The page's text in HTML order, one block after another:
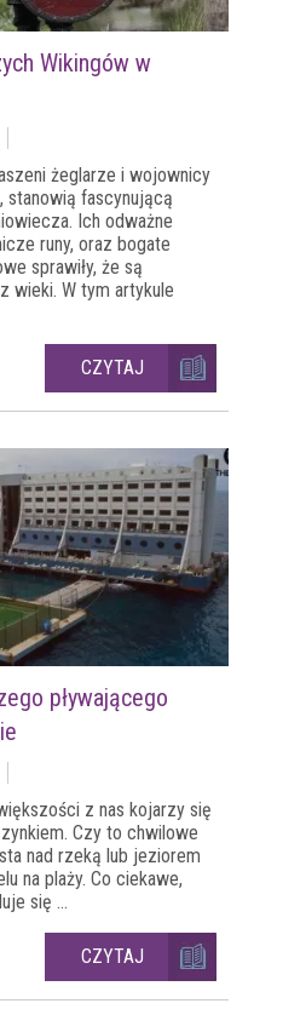
Wikingów w
żeglarze i wojownicy
stanowią fascynującą
Ich odważne
runy, oraz bogate
sprawiły, że są
wieki. W tym artykule
CZYTAJ
pływającego
z nas kojarzy się
Czy to chwilowe
nad rzeką lub jeziorem
na plaży. Co ciekawe,
się ...
CZYTAJ